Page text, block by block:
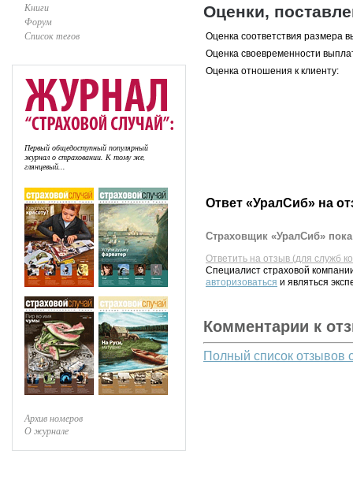
Книги
Форум
Список тегов
Первый общедоступный популярный
журнал о страховании. К тому же,
глянцевый...
Архив номеров
О журнале
Оценки,
Оценка соответствия размера
Оценка своевременности
Оценка отношения к клиенту:
Ответ «УралСиб» на
Страховщик «УралСиб»
Ответить на отзыв (для служб
Специалист страховой
авторизоваться и являться
Комментарии к
Полный список отзывов